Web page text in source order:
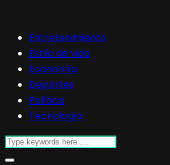
Entretenimiento
Estilo de vida
Economía
Deportes
Política
Tecnología